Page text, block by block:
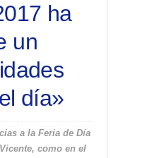
ha
un
día»
a la Feria de Día
como en el